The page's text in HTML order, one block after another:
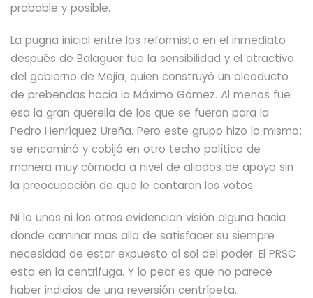
probable y posible.
La pugna inicial entre los reformista en el inmediato
después de Balaguer fue la sensibilidad y el atractivo
del gobierno de Mejia, quien construyó un oleoducto
de prebendas hacia la Máximo Gómez. Al menos fue
esa la gran querella de los que se fueron para la
Pedro Henríquez Ureña. Pero este grupo hizo lo mismo:
se encaminó y cobijó en otro techo político de
manera muy cómoda a nivel de aliados de apoyo sin
la preocupación de que le contaran los votos.
Ni lo unos ni los otros evidencian visión alguna hacia
donde caminar mas alla de satisfacer su siempre
necesidad de estar expuesto al sol del poder. El PRSC
esta en la centrifuga. Y lo peor es que no parece
haber indicios de una reversión centrípeta.